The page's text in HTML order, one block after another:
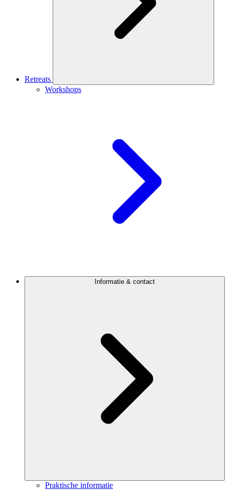
Retreats
Workshops
Informatie & contact
Praktische informatie